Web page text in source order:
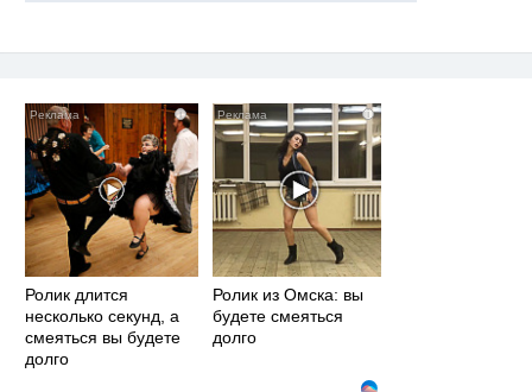
i
Ролик длится
несколько секунд, а
смеяться вы будете
долго
i
Ролик из Омска: вы
будете смеяться
долго